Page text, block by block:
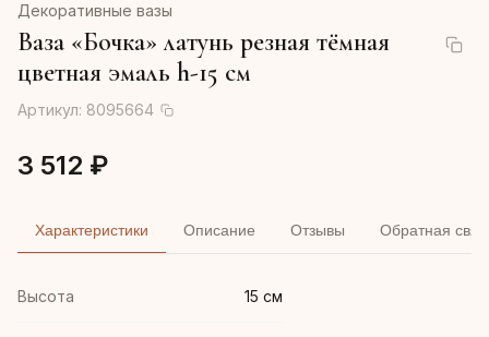
Декоративные вазы
Ваза «Бочка» латунь резная тёмная
цветная эмаль h-15 см
Артикул: 8095664
3 512 ₽
Характеристики Описание Отзывы Обратная
Высота 15 см